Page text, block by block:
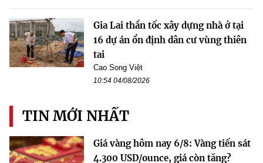
Gia Lai thần tốc xây dựng nhà ở tại
16 dự án ổn định dân cư vùng thiên
tai
Cao Song Việt
10:54 04/08/2026
TIN MỚI NHẤT
Giá vàng hôm nay 6/8: Vàng tiến sát
4.300 USD/ounce, giá còn tăng?